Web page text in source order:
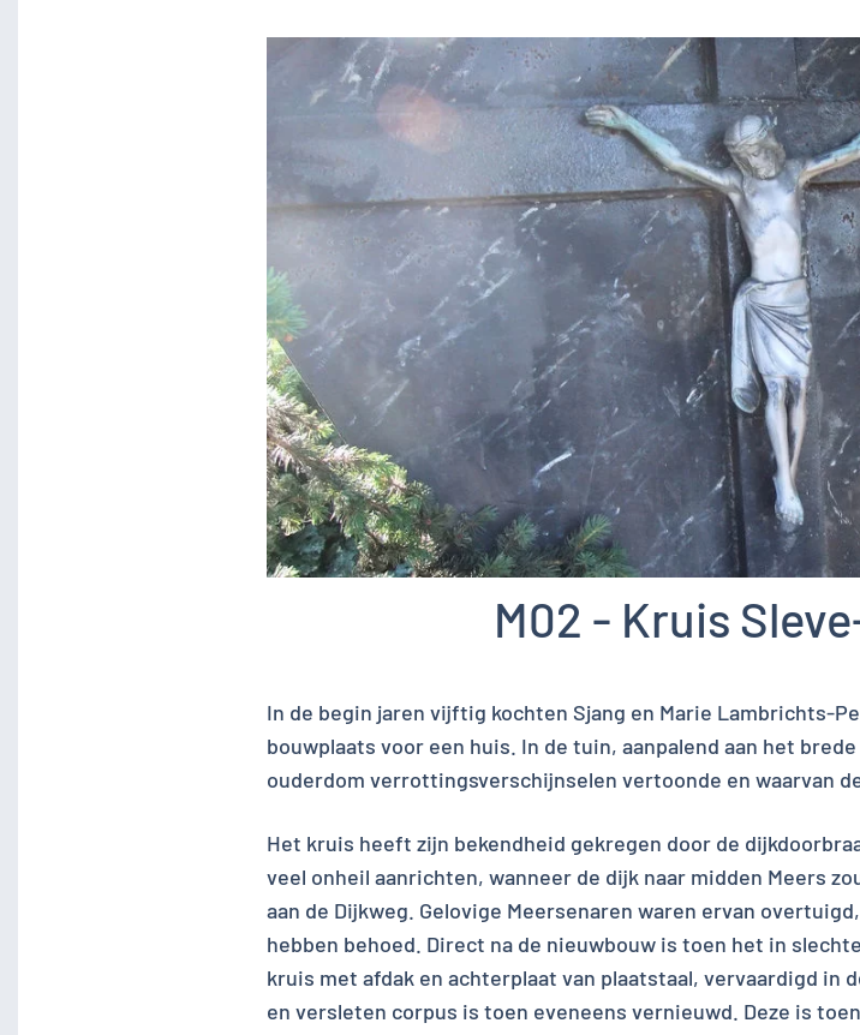
M02 - Kruis
In de begin jaren vijftig kochten Sjang en Marie Lambrichts-
bouwplaats voor een huis. In de tuin, aanpalend aan het
ouderdom verrottingsverschijnselen vertoonde en waarvan
Het kruis heeft zijn bekendheid gekregen door de
veel onheil aanrichten, wanneer de dijk naar midden Meers
aan de Dijkweg. Gelovige Meersenaren waren ervan
hebben behoed. Direct na de nieuwbouw is toen het in
kruis met afdak en achterplaat van plaatstaal, vervaardigd in
en versleten corpus is toen eveneens vernieuwd. Deze is